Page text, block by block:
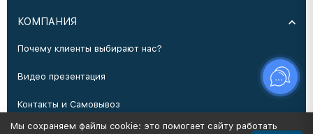
КОМПАНИЯ
Почему клиенты выбирают нас?
Видео презентация
Контакты и Самовывоз
Мы сохраняем файлы cookie: это помогает сайту работать